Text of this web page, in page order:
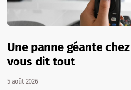
Une panne géante
vous dit tout
5 août 2026